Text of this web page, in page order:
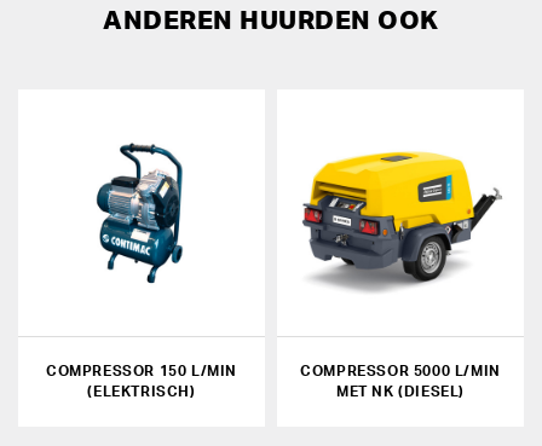
ANDEREN HUURDEN OOK
COMPRESSOR 150 L/MIN
(ELEKTRISCH)
COMPRESSOR 5000 L/MIN
MET NK (DIESEL)